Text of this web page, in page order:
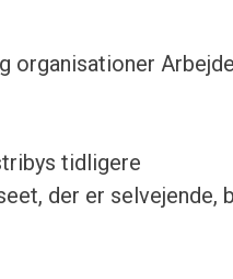
organisationer
tidligere
der er selvejende,